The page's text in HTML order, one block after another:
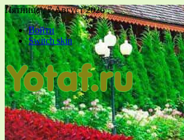
Пятница , 7 Август 2026
Войти
Switch skin